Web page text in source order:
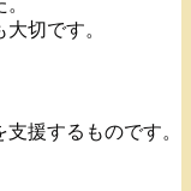
切です。
援するものです。